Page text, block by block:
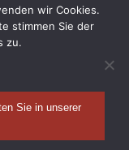
wir Cookies.
stimmen Sie der
zu.
Sie in unserer